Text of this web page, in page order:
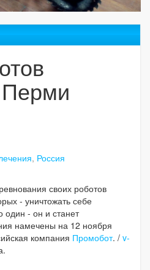
, Россия
своих роботов
- уничтожать себе
один - он и станет
намечены на 12 ноября
компания Промобот. / v-